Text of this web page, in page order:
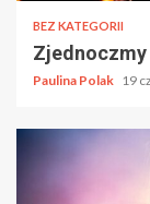
BEZ KATEGORII
Zjednoczmy
Paulina Polak 19